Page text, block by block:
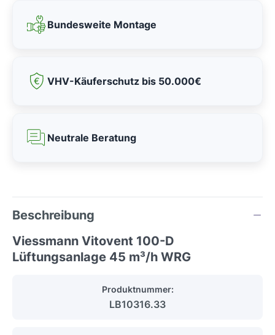
Bundesweite Montage
VHV-Käuferschutz bis 50.000€
Neutrale Beratung
Beschreibung
Viessmann Vitovent 100-D
Lüftungsanlage 45 m³/h WRG
Produktnummer:
LB10316.33